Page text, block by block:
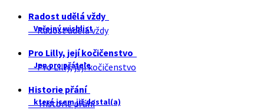
Radost udělá vždy
Veřejný wishlist
Radost udělá vždy
Pro Lilly, její kočičenstvo
Jen pro přátele
Pro Lilly, její kočičenstvo
Historie přání
které jsem již dostal(a)
Historie přání